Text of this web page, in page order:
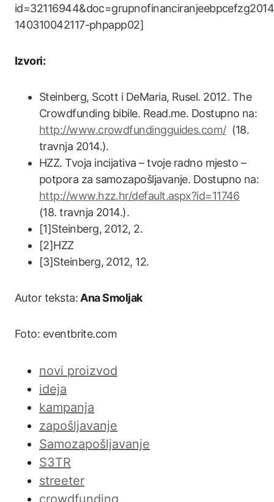
140310042117-phpapp02]
Izvori:
Steinberg, Scott i DeMaria, Rusel. 2012. The
Crowdfunding bibile. Read.me. Dostupno na:
http://www.crowdfundingguides.com/(18.
travnja 2014.).
HZZ. Tvoja incijativa – tvoje radno mjesto –
potpora za samozapošljavanje. Dostupno na:
http://www.hzz.hr/default.aspx?id=11746
(18. travnja 2014.).
[1]Steinberg, 2012, 2.
[2]HZZ
[3]Steinberg, 2012, 12.
Autor teksta: Ana Smoljak
Foto: eventbrite.com
novi proizvod
ideja
kampanja
zapošljavanje
Samozapošljavanje
S3TR
streeter
crowdfunding